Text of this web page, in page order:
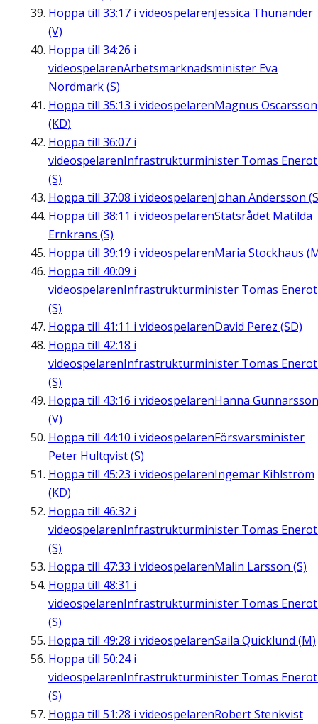
Hoppa till 33:17 i videospelarenJessica Thunander
(V)
Hoppa till 34:26 i
videospelarenArbetsmarknadsminister Eva
Nordmark (S)
Hoppa till 35:13 i videospelarenMagnus Oscarsson
(KD)
Hoppa till 36:07 i
videospelarenInfrastrukturminister Tomas
(S)
Hoppa till 37:08 i videospelarenJohan Andersson
Hoppa till 38:11 i videospelarenStatsrådet Matilda
Ernkrans (S)
Hoppa till 39:19 i videospelarenMaria Stockhaus
Hoppa till 40:09 i
videospelarenInfrastrukturminister Tomas
(S)
Hoppa till 41:11 i videospelarenDavid Perez (SD)
Hoppa till 42:18 i
videospelarenInfrastrukturminister Tomas
(S)
Hoppa till 43:16 i videospelarenHanna Gunnarsson
(V)
Hoppa till 44:10 i videospelarenFörsvarsminister
Peter Hultqvist (S)
Hoppa till 45:23 i videospelarenIngemar Kihlström
(KD)
Hoppa till 46:32 i
videospelarenInfrastrukturminister Tomas
(S)
Hoppa till 47:33 i videospelarenMalin Larsson (S)
Hoppa till 48:31 i
videospelarenInfrastrukturminister Tomas
(S)
Hoppa till 49:28 i videospelarenSaila Quicklund (M)
Hoppa till 50:24i
videospelarenInfrastrukturminister Tomas
(S)
Hoppa till 51:28 i videospelarenRobert Stenkvist